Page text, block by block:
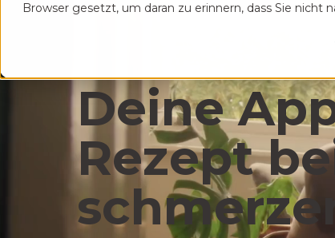
Browser gesetzt, um daran zu erinnern, dass Sie nicht
Deine
Rezept
schmerzen